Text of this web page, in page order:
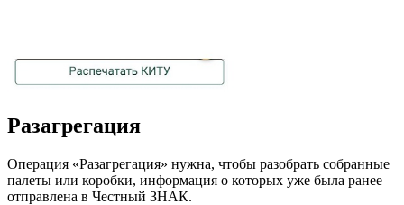
Разагрегация
Операция «Разагрегация» нужна, чтобы разобрать собранные
палеты или коробки, информация о которых уже была ранее
отправлена в Честный ЗНАК.